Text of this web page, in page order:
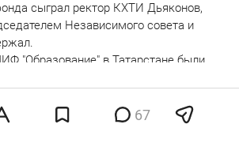
сыграл ректор КХТИ Дьяконов,
Независимого совета и
"Образование" в Татарстане были
фонда:
«Доверие» учредитель Роберт
67